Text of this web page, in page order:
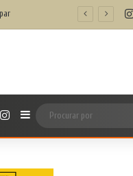
InstagramBarra Lateral